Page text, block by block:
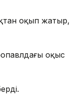
оқып жатыр,
оқыс